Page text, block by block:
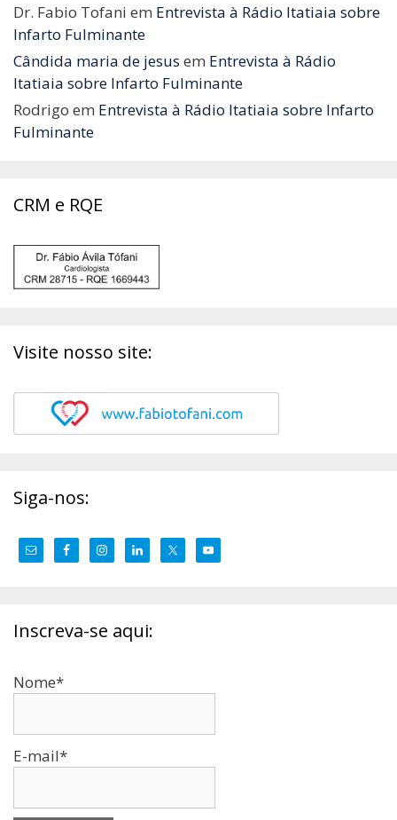
Dr. Fabio Tofani em Entrevista à Rádio Itatiaia sobre
Infarto Fulminante
Cândida maria de jesus em Entrevista à Rádio
Itatiaia sobre Infarto Fulminante
Rodrigo em Entrevista à Rádio Itatiaia sobre Infarto
Fulminante
CRM e RQE
Visite nosso site:
Siga-nos:
Inscreva-se aqui:
Nome*
E-mail*